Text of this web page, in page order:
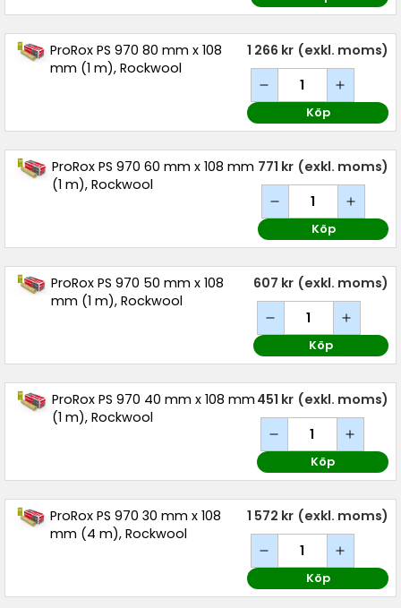
ProRox PS 970 80 mm x 108
mm (1 m), Rockwool
1 266 kr (exkl. moms)
Köp
ProRox PS 970 60 mm x 108 mm
(1 m), Rockwool
771 kr (exkl. moms)
Köp
ProRox PS 970 50 mm x 108
mm (1 m), Rockwool
607 kr (exkl. moms)
Köp
ProRox PS 970 40 mm x 108 mm
(1 m), Rockwool
451 kr (exkl. moms)
Köp
ProRox PS 970 30 mm x 108
mm (4 m), Rockwool
1 572 kr (exkl. moms)
Köp